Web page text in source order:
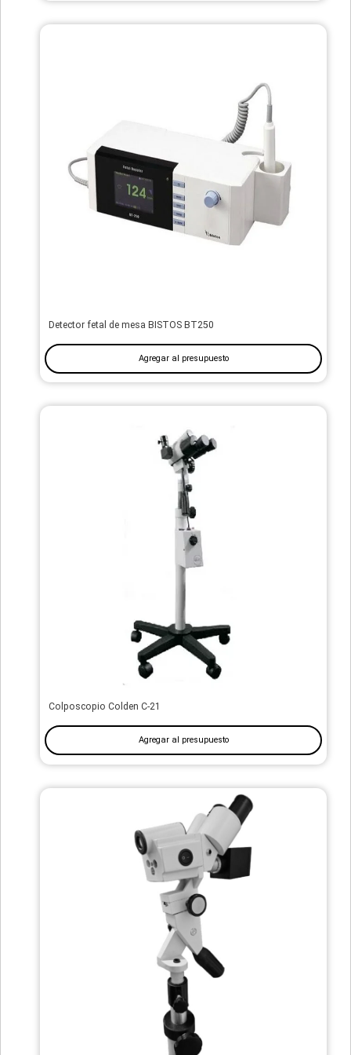
Detector fetal de mesa BISTOS BT250
Agregar al presupuesto
Colposcopio Colden C-21
Agregar al presupuesto